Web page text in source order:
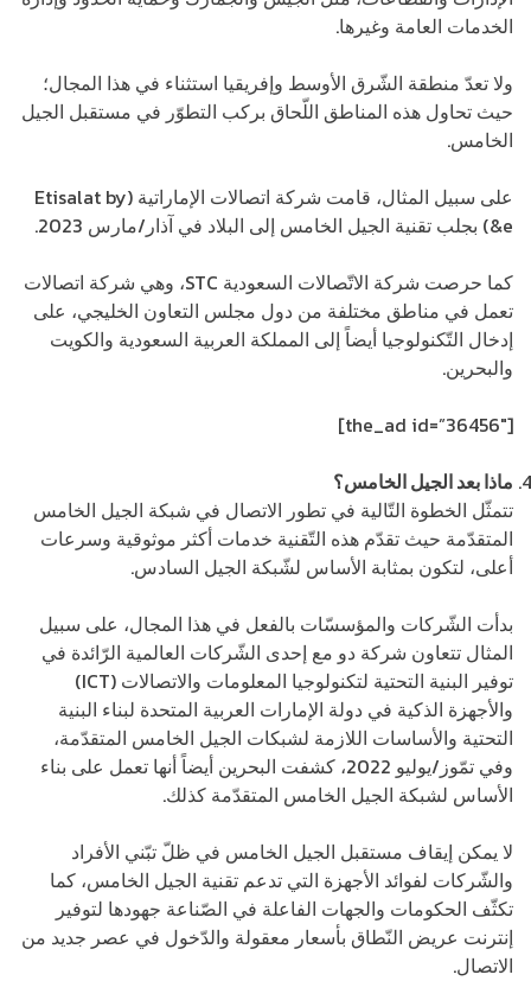
الخدمات العامة وغيرها.
ولا تعدّ منطقة الشّرق الأوسط وإفريقيا استثناء في هذا المجال؛
حيث تحاول هذه المناطق اللّحاق بركب التطوّر في مستقبل الجيل
الخامس.
على سبيل المثال، قامت شركة اتصالات الإماراتية (Etisalat by
e&) بجلب تقنية الجيل الخامس إلى البلاد في آذار/مارس 2023.
كما حرصت شركة الاتّصالات السعودية STC، وهي شركة اتصالات
تعمل في مناطق مختلفة من دول مجلس التعاون الخليجي، على
إدخال التّكنولوجيا أيضاً إلى المملكة العربية السعودية والكويت
والبحرين.
[the_ad id=”36456″]
ماذا بعد الجيل الخامس؟
تتمثّل الخطوة التّالية في تطور الاتصال في شبكة الجيل الخامس
المتقدّمة حيث تقدّم هذه التّقنية خدمات أكثر موثوقية وسرعات
أعلى، لتكون بمثابة الأساس لشّبكة الجيل السادس.
بدأت الشّركات والمؤسسّات بالفعل في هذا المجال، على سبيل
المثال تتعاون شركة دو مع إحدى الشّركات العالمية الرّائدة في
توفير البنية التحتية لتكنولوجيا المعلومات والاتصالات (ICT)
والأجهزة الذكية في دولة الإمارات العربية المتحدة لبناء البنية
التحتية والأساسات اللازمة لشبكات الجيل الخامس المتقدّمة،
وفي تمّوز/يوليو 2022، كشفت البحرين أيضاً أنها تعمل على بناء
الأساس لشبكة الجيل الخامس المتقدّمة كذلك.
لا يمكن إيقاف مستقبل الجيل الخامس في ظلّ تبّني الأفراد
والشّركات لفوائد الأجهزة التي تدعم تقنية الجيل الخامس، كما
تكثّف الحكومات والجهات الفاعلة في الصّناعة جهودها لتوفير
إنترنت عريض النّطاق بأسعار معقولة والدّخول في عصر جديد من
الاتصال.